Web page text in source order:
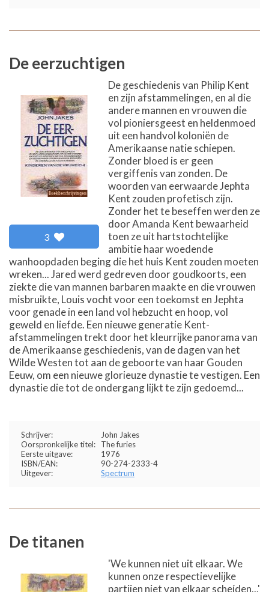
De eerzuchtigen
3
De geschiedenis van Philip Kent
en zijn afstammelingen, en al die
andere mannen en vrouwen die
vol pioniersgeest en heldenmoed
uit een handvol koloniën de
Amerikaanse natie schiepen.
Zonder bloed is er geen
vergiffenis van zonden. De
woorden van eerwaarde Jephta
Kent zouden profetisch zijn.
Zonder het te beseffen werden ze
door Amanda Kent bewaarheid
toen ze uit hartstochtelijke
ambitie haar woedende
wanhoopdaden beging die het huis Kent zouden moeten
wreken... Jared werd gedreven door goudkoorts, een
ziekte die van mannen barbaren maakte en die vrouwen
misbruikte, Louis vocht voor een toekomst en Jephta
voor genade in een land vol hebzucht en hoop, vol
geweld en liefde. Een nieuwe generatie Kent-
afstammelingen trekt door het kleurrijke panorama van
de Amerikaanse geschiedenis, van de dagen van het
Wilde Westen tot aan de geboorte van haar Gouden
Eeuw, om een nieuwe glorieuze dynastie te vestigen. Een
dynastie die tot de ondergang lijkt te zijn gedoemd...
Schrijver:
John Jakes
Oorspronkelijke titel:
The furies
Eerste uitgave:
1976
ISBN/EAN:
90-274-2333-4
Uitgever:
Spectrum
De titanen
'We kunnen niet uit elkaar. We
kunnen onze respectievelijke
partijen niet van elkaar scheíden...'